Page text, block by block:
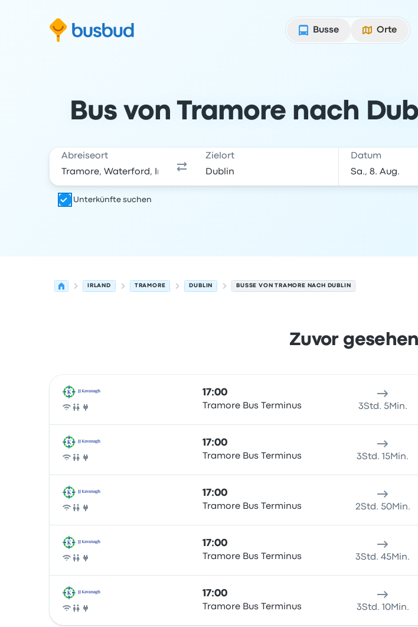
Busse
Orte
Bus von Tramore nach
Abreiseort Zielort Datum
Unterkünfte suchen
IRLAND TRAMORE DUBLIN BUSSE VON TRAMORE NACH DUBLIN
Zuvor
Bus
17:00
Tramore Bus Terminus 3Std. 5Min.
Bus
17:00
Tramore Bus Terminus 3Std. 15Min.
Bus
17:00
Tramore Bus Terminus 2Std. 50Min.
Bus
17:00
Tramore Bus Terminus 3Std. 45Min.
Bus
17:00
Tramore Bus Terminus 3Std. 10Min.